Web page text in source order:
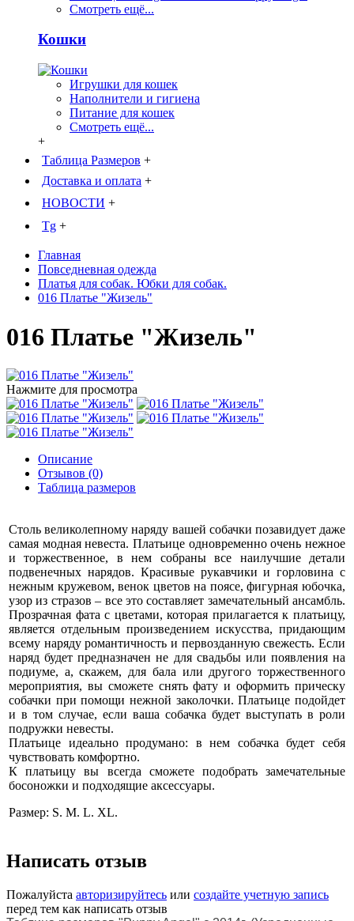
Смотреть ещё...
Кошки
Игрушки для кошек
Наполнители и гигиена
Питание для кошек
Смотреть ещё...
+
Таблица Размеров +
Доставка и оплата +
НОВОСТИ +
Tg +
Главная
Повседневная одежда
Платья для собак. Юбки для собак.
016 Платье "Жизель"
016 Платье "Жизель"
Нажмите для просмотра
Описание
Отзывов (0)
Таблица размеров
Столь великолепному наряду вашей собачки позавидует даже
самая модная невеста. Платьице одновременно очень нежное
и торжественное, в нем собраны все наилучшие детали
подвенечных нарядов. Красивые рукавчики и горловина с
нежным кружевом, венок цветов на поясе, фигурная юбочка,
узор из стразов – все это составляет замечательный ансамбль.
Прозрачная фата с цветами, которая прилагается к платьицу,
является отдельным произведением искусства, придающим
всему наряду романтичность и первозданную свежесть. Если
наряд будет предназначен не для свадьбы или появления на
подиуме, а, скажем, для бала или другого торжественного
мероприятия, вы сможете снять фату и оформить прическу
собачки при помощи нежной заколочки. Платьице подойдет
и в том случае, если ваша собачка будет выступать в роли
подружки невесты.
Платьице идеально продумано: в нем собачка будет себя
чувствовать комфортно.
К платьицу вы всегда сможете подобрать замечательные
босоножки и подходящие аксессуары.
Размер: S. M. L. XL.
Написать отзыв
Пожалуйста авторизируйтесь или создайте учетную запись
перед тем как написать отзыв